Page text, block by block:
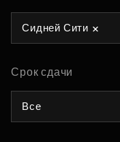
Сидней Сити
Срок сдачи
Все